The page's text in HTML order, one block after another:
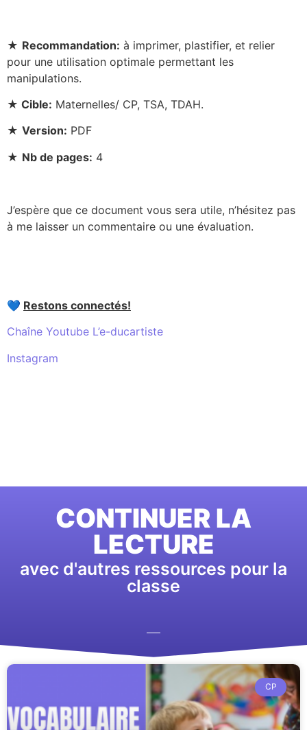
★ Recommandation: à imprimer, plastifier, et relier
pour une utilisation optimale permettant les
manipulations.
★ Cible: Maternelles/ CP, TSA, TDAH.
★ Version: PDF
★ Nb de pages: 4
J’espère que ce document vous sera utile, n’hésitez pas
à me laisser un commentaire ou une évaluation.
💙 Restons connectés!
Chaîne Youtube L’e-ducartiste
Instagram
CONTINUER LA
LECTURE
avec d'autres ressources pour la
classe
CP